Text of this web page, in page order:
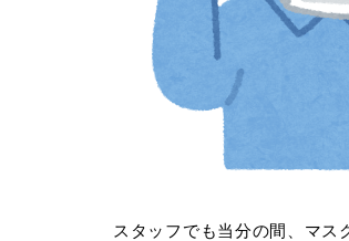
スタッフでも当分の間、マス